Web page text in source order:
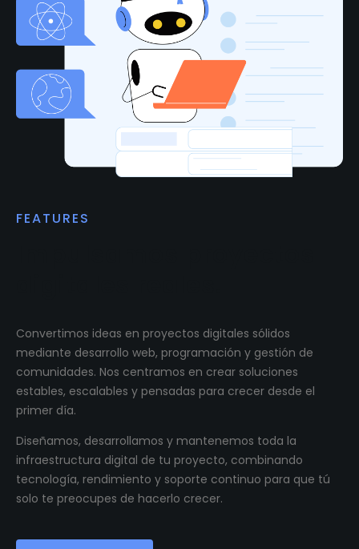
FEATURES
Convertimos ideas en proyectos digitales sólidos
mediante desarrollo web, programación y gestión de
comunidades. Nos centramos en crear soluciones
estables, escalables y pensadas para crecer desde el
primer día.
Diseñamos, desarrollamos y mantenemos toda la
infraestructura digital de tu proyecto, combinando
tecnología, rendimiento y soporte continuo para que tú
solo te preocupes de hacerlo crecer.